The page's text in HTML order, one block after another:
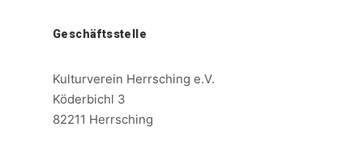
Geschäftsstelle
Kulturverein Herrsching e.V.
Köderbichl 3
82211 Herrsching